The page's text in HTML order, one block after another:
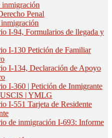
inmigración
Penal
I-94, Formularios de llegada y
I-130 Petición de Familiar
I-134, Declaración de Apoyo
I-360 | Petición de Inmigrante
| YMLG
I-551 Tarjeta de Residente
de inmigración I-693: Informe